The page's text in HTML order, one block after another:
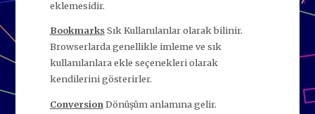
eklemesidir.
BookmarksSık Kullanılanlar olarak bilinir.
Browserlarda genellikle imleme ve sık
kullanılanlara ekle seçenekleri olarak
kendilerini gösterirler.
ConversionDönüşüm anlamına gelir.